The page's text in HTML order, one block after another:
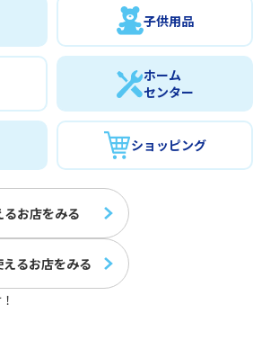
子供用品
ホーム
センター
ショッピング
お店をみる
るお店をみる